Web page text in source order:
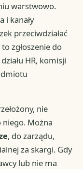
warstwowo.
i kanały
przeciwdziałać
zgłoszenie do
HR, komisji
nie
niego. Można
, do zarządu,
za skargi. Gdy
lub nie ma